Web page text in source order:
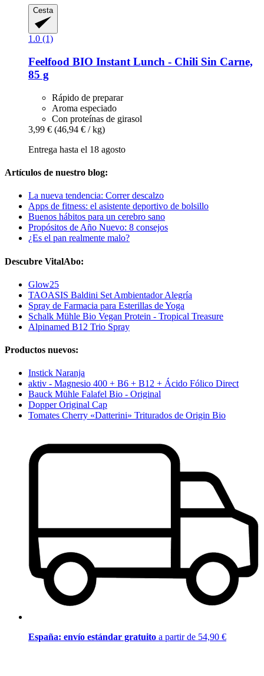
Cesta
1.0 (1)
Feelfood BIO Instant Lunch -​ Chili Sin Carne,
85 g
Rápido de preparar
Aroma especiado
Con proteínas de girasol
3,99 € (46,94 € / kg)
Entrega hasta el 18 agosto
Artículos de nuestro blog:
La nueva tendencia: Correr descalzo
Apps de fitness: el asistente deportivo de bolsillo
Buenos hábitos para un cerebro sano
Propósitos de Año Nuevo: 8 consejos
¿Es el pan realmente malo?
Descubre VitalAbo:
Glow25
TAOASIS Baldini Set Ambientador Alegría
Spray de Farmacia para Esterillas de Yoga
Schalk Mühle Bio Vegan Protein - Tropical Treasure
Alpinamed B12 Trio Spray
Productos nuevos:
Instick Naranja
aktiv - Magnesio 400 + B6 + B12 + Ácido Fólico Direct
Bauck Mühle Falafel Bio - Original
Dopper Original Cap
Tomates Cherry «Datterini» Triturados de Origin Bio
España: envío estándar gratuito a partir de 54,90 €